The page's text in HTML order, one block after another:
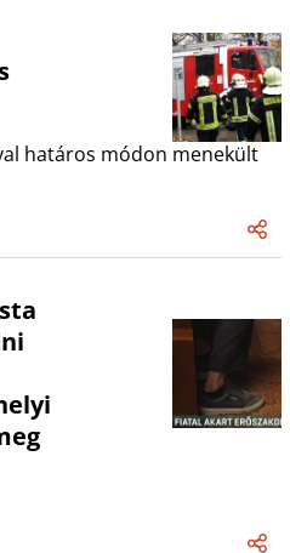
határos módon menekült